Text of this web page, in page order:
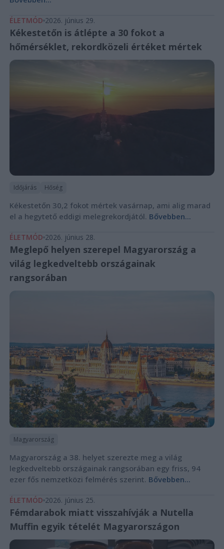
ÉLETMÓD 2026. június 29.
Kékestetőn is átlépte a 30 fokot a
hőmérséklet, rekordközeli értéket mértek
Időjárás Hőség
Kékestetőn 30,2 fokot mértek vasárnap, ami alig marad
el a hegytető eddigi melegrekordjától. Bővebben...
ÉLETMÓD 2026. június 28.
Meglepő helyen szerepel Magyarország a
világ legkedveltebb országainak
rangsorában
Magyarország
Magyarország a 38. helyet szerezte meg a világ
legkedveltebb országainak rangsorában egy friss, 94
ezer fős nemzetközi felmérés szerint. Bővebben...
ÉLETMÓD 2026. június 25.
Fémdarabok miatt visszahívják a Nutella
Muffin egyik tételét Magyarországon